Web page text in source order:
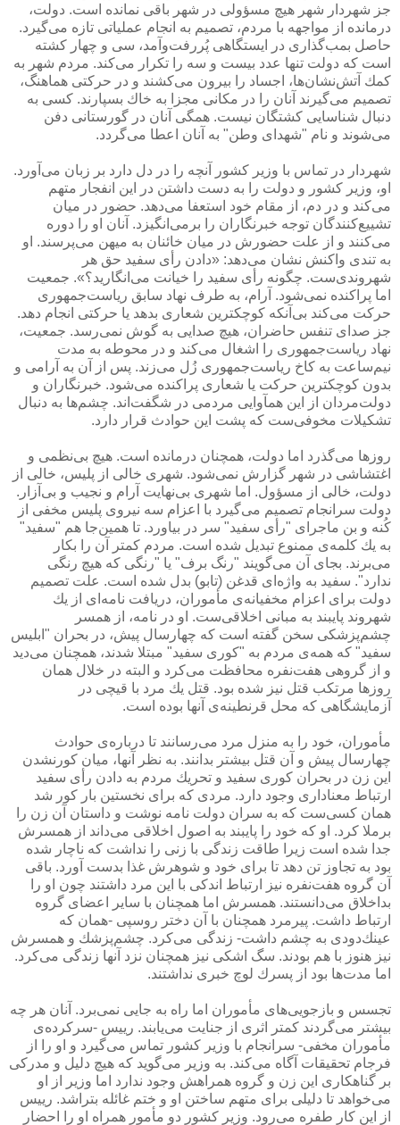
جز شهردار شهر هیچ مسؤولی در شهر باقی نمانده است. دولت،
درمانده از مواجهه با مردم، تصمیم به انجام عملیاتی تازه می‌گیرد.
حاصل بمب‌گذاری در ایستگاهی پُررفت‌وآمد، سی و چهار كشته
است كه دولت تنها عدد بیست و سه را تكرار می‌كند. مردم شهر به
كمك آتش‌نشان‌ها، اجساد را بیرون می‌كشند و در حركتی هماهنگ،
تصمیم می‌گیرند آنان را در مكانی مجزا به خاك بسپارند. كسی به
دنبال شناسایی كشتگان نیست. همگی آنان در گورستانی دفن
می‌شوند و نام "شهدای وطن" به آنان اعطا می‌گردد.
شهردار در تماس با وزیر كشور آنچه را در دل دارد بر زبان می‌آورد.
او، وزیر كشور و دولت را به دست داشتن در این انفجار متهم
می‌كند و در دم، از مقام خود استعفا می‌دهد. حضور در میان
تشییع‌كنندگان توجه خبرنگاران را برمی‌انگیزد. آنان او را دوره
می‌كنند و از علت حضورش در میان خائنان به میهن می‌پرسند. او
به تندی واكنش نشان می‌دهد: «دادن رأی سفید حق هر
شهروندی‌ست. چگونه رأی سفید را خیانت می‌انگارید؟». جمعیت
اما پراكنده نمی‌شود. آرام، به طرف نهاد سابق ریاست‌جمهوری
حركت می‌كند بی‌آنكه كوچكترین شعاری بدهد یا حركتی انجام دهد.
جز صدای تنفس حاضران، هیچ صدایی به گوش نمی‌رسد. جمعیت،
نهاد ریاست‌جمهوری را اشغال می‌كند و در محوطه به مدت
نیم‌ساعت به كاخ ریاست‌جمهوری زُل می‌زند. پس از آن به آرامی و
بدون كوچكترین حركت یا شعاری پراكنده می‌شود. خبرنگاران و
دولت‌مردان از این همآوایی مردمی در شگفت‌اند. چشم‌ها به دنبال
تشكیلات مخوفی‌ست كه پشت این حوادث قرار دارد.
روزها می‌گذرد اما دولت،‌ همچنان درمانده است. هیچ بی‌نظمی و
اغتشاشی در شهر گزارش نمی‌شود. شهری خالی از پلیس، خالی از
دولت، خالی از مسؤول. اما شهری بی‌نهایت آرام و نجیب و بی‌آزار.
دولت سرانجام تصمیم می‌گیرد با اعزام سه نیروی پلیس مخفی از
كُنه و بن ماجرای "رأی سفید" سر در بیاورد. تا همین‌جا هم "سفید"
به یك كلمه‌ی ممنوع تبدیل شده است. مردم كمتر آن را بكار
می‌برند. بجای آن می‌گویند "رنگ برف" یا "رنگی كه هیچ رنگی
ندارد". سفید به واژه‌ای قدغن (تابو) بدل شده است. علت تصمیم
دولت برای اعزام مخفیانه‌ی مأموران، دریافت نامه‌ای از یك
شهروند پایبند به مبانی اخلاقی‌ست. او در نامه، از همسر
چشم‌پزشكی سخن گفته است كه چهارسال پیش، در بحران "ابلیس
سفید" كه همه‌ی مردم به "كوری سفید" مبتلا شدند، همچنان می‌دید
و از گروهی هفت‌نفره محافظت می‌كرد و البته در خلال همان
روزها مرتكب قتل نیز شده بود. قتل یك مرد با قیچی در
آزمایشگاهی كه محل قرنطینه‌ی آنها بوده است.
مأموران،‌ خود را به منزل مرد می‌رسانند تا درباره‌ی حوادث
چهارسال پیش و آن قتل بیشتر بدانند. به نظر آنها، میان كورنشدن
این زن در بحران كوری سفید و تحریك مردم به دادن رأی سفید
ارتباط معناداری وجود دارد. مردی كه برای نخستین بار كور شد
همان كسی‌ست كه به سران دولت نامه نوشت و داستان آن زن را
برملا كرد. او كه خود را پایبند به اصول اخلاقی می‌داند از همسرش
جدا شده است زیرا طاقت زندگی با زنی را نداشت كه ناچار شده
بود به تجاوز تن دهد تا برای خود و شوهرش غذا بدست آورد. باقی
آن گروه هفت‌نفره نیز ارتباط اندكی با این مرد داشتند چون او را
بداخلاق می‌دانستند. همسرش اما همچنان با سایر اعضای گروه
ارتباط داشت. پیرمرد همچنان با آن دختر روسپی -همان كه
عینك‌دودی به چشم داشت- زندگی می‌كرد. چشم‌پزشك و همسرش
نیز هنوز با هم بودند. سگ اشكی نیز همچنان نزد آنها زندگی می‌كرد.
اما مدت‌ها بود از پسرك لوچ خبری نداشتند.
تجسس و بازجویی‌های مأموران اما راه به جایی نمی‌برد. آنان هر چه
بیشتر می‌گردند كمتر اثری از جنایت می‌یابند. رییس -سركرده‌ی
مأموران مخفی- سرانجام با وزیر كشور تماس می‌گیرد و او را از
فرجام تحقیقات آگاه می‌كند. به وزیر می‌گوید كه هیچ دلیل و مدركی
بر گناهكاری این زن و گروه همراهش وجود ندارد اما وزیر از او
می‌خواهد تا دلیلی برای متهم ساختن او و ختم غائله بتراشد. رییس
از این كار طفره می‌رود. وزیر كشور دو مأمور همراه او را احضار